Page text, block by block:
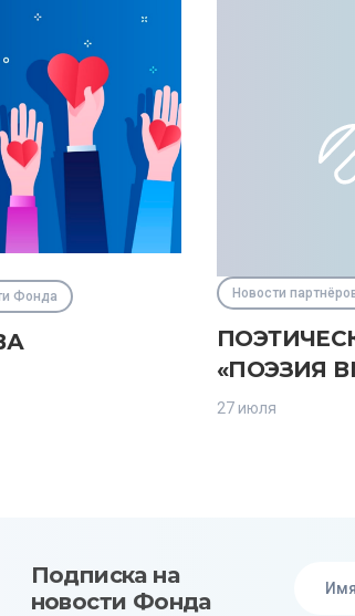
Фонда Новости
«ПОЭЗИЯ
27 июля
Подписка на
новости Фонда